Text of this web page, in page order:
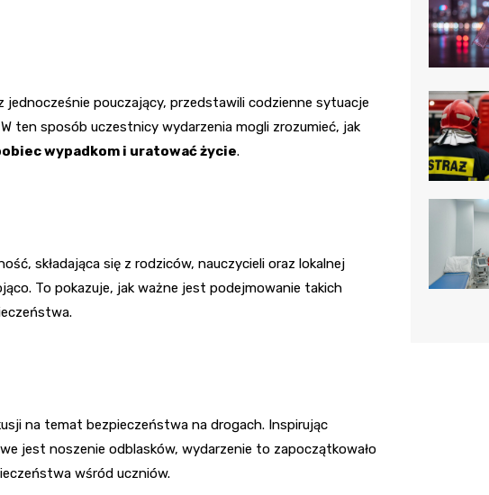
pouczający, przedstawili codzienne sytuacje
ten sposób uczestnicy wydarzenia mogli zrozumieć, jak
wypadkom i uratować życie.
składająca się z rodziców, nauczycieli oraz lokalnej
To pokazuje, jak ważne jest podejmowanie takich
na temat bezpieczeństwa na drogach. Inspirując
jest noszenie odblasków, wydarzenie to zapoczątkowało
wśród uczniów.